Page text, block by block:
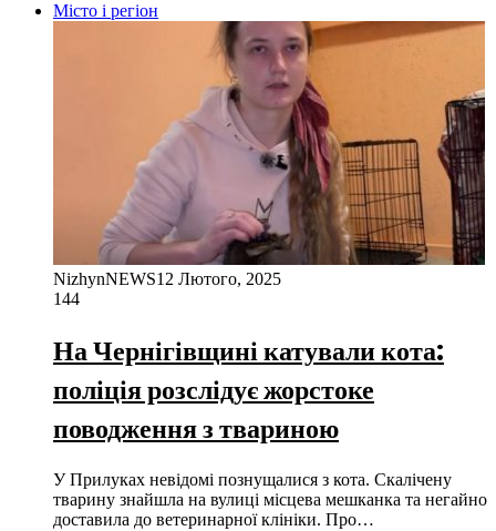
Місто і регіон
NizhynNEWS12 Лютого, 2025
144
На Чернігівщині катували кота:
поліція розслідує жорстоке
поводження з твариною
У Прилуках невідомі познущалися з кота. Скалічену
тварину знайшла на вулиці місцева мешканка та негайно
доставила до ветеринарної клініки. Про…